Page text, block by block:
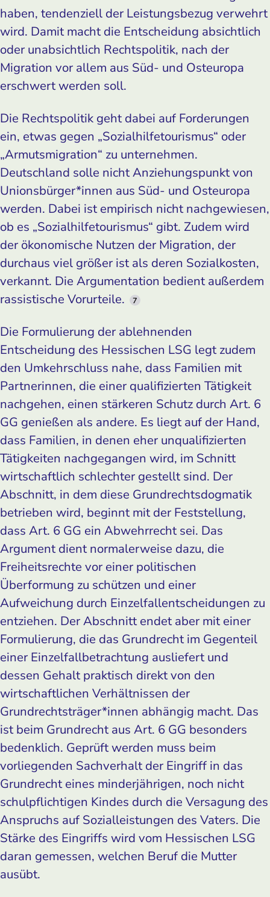
haben, tendenziell der Leistungsbezug verwehrt
wird. Damit macht die Entscheidung absichtlich
oder unabsichtlich Rechtspolitik, nach der
Migration vor allem aus Süd- und Osteuropa
erschwert werden soll.
Die Rechtspolitik geht dabei auf Forderungen
ein, etwas gegen „Sozialhilfetourismus“ oder
„Armutsmigration“ zu unternehmen.
Deutschland solle nicht Anziehungspunkt von
Unionsbürger*innen aus Süd- und Osteuropa
werden. Dabei ist empirisch nicht nachgewiesen,
ob es „Sozialhilfetourismus“ gibt. Zudem wird
der ökonomische Nutzen der Migration, der
durchaus viel größer ist als deren Sozialkosten,
verkannt. Die Argumentation bedient außerdem
rassistische Vorurteile.
7
Die Formulierung der ablehnenden
Entscheidung des Hessischen LSG legt zudem
den Umkehrschluss nahe, dass Familien mit
Partnerinnen, die einer qualifizierten Tätigkeit
nachgehen, einen stärkeren Schutz durch Art. 6
GG genießen als andere. Es liegt auf der Hand,
dass Familien, in denen eher unqualifizierten
Tätigkeiten nachgegangen wird, im Schnitt
wirtschaftlich schlechter gestellt sind. Der
Abschnitt, in dem diese Grundrechtsdogmatik
betrieben wird, beginnt mit der Feststellung,
dass Art. 6 GG ein Abwehrrecht sei. Das
Argument dient normalerweise dazu, die
Freiheitsrechte vor einer politischen
Überformung zu schützen und einer
Aufweichung durch Einzelfallentscheidungen zu
entziehen. Der Abschnitt endet aber mit einer
Formulierung, die das Grundrecht im Gegenteil
einer Einzelfallbetrachtung ausliefert und
dessen Gehalt praktisch direkt von den
wirtschaftlichen Verhältnissen der
Grundrechtsträger*innen abhängig macht. Das
ist beim Grundrecht aus Art. 6 GG besonders
bedenklich. Geprüft werden muss beim
vorliegenden Sachverhalt der Eingriff in das
Grundrecht eines minderjährigen, noch nicht
schulpflichtigen Kindes durch die Versagung des
Anspruchs auf Sozialleistungen des Vaters. Die
Stärke des Eingriffs wird vom Hessischen LSG
daran gemessen, welchen Beruf die Mutter
ausübt.